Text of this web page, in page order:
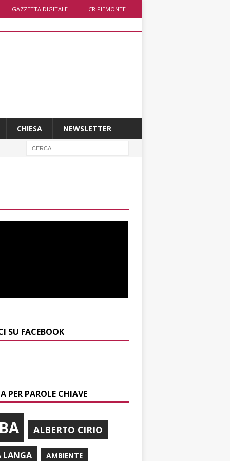
GAZZETTA DIGITALE CR PIEMONTE
CHIESA NEWSLETTER
SU FACEBOOK
PER PAROLE CHIAVE
ALBERTO CIRIO
LANGA AMBIENTE